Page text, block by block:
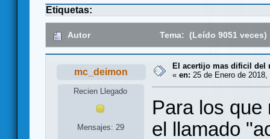
Etiquetas:
Autor Tema: (Leído 9051 veces)
mc_deimon
Recien Llegado
Mensajes: 29
El acertijo mas dificil del
« en: 25 de Enero de 2018,
Para los que
el llamado